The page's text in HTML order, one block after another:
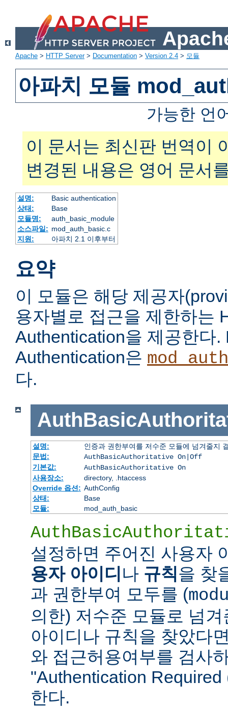
Apache > HTTP Server> Documentation > Version 2.4 > 모듈
아파치 모듈
가능한 언
이 문서는 최신판 번역이
변경된 내용은 영어 문서
설명:
Basic authentication
상태:
Base
모듈명:
auth_basic_module
소스파일: mod_auth_basic.c
지원:
아파치 2.1 이후부터
요약
이 모듈은 해당 제공자
용자별로 접근을 제한하는
Authentication을 제공한다.
Authentication은
다.
설명:
인증과 권한부여를 저수준 모듈에 넘겨줄지
문법:
AuthBasicAuthoritative On|Off
기본값:
AuthBasicAuthoritative On
사용장소:
directory, .htaccess
Override 옵션: AuthConfig
상태:
Base
모듈:
mod_auth_basic
설정하면 주어진 사용자
용자 아이디 나 규칙을 찾
과 권한부여 모두를 (
의한) 저수준 모듈로 넘
아이디나 규칙을 찾았다
와 접근허용여부를 검사
"Authentication
한다.